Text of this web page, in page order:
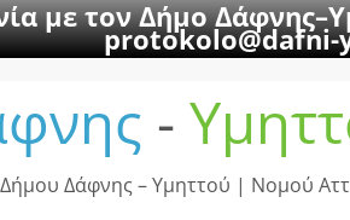
με τον Δήμο
protokolo@dafni-
-
Δάφνης – Υμηττού | Νομού